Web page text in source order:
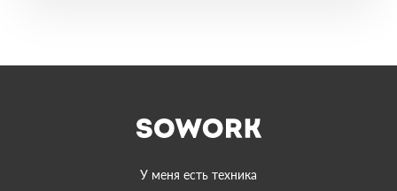
У меня есть техника